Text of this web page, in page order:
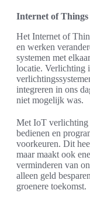
Internet of
Het Internet of
en werken
systemen met
locatie. Verlichting
integreren in ons
niet mogelijk was.
Met IoT verlichting
bedienen en
voorkeuren. Dit
maar maakt ook
verminderen van
alleen geld
groenere toekomst.